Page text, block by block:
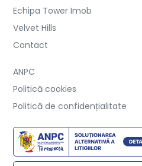
Echipa Tower Imob
Velvet Hills
Contact
ANPC
Politică cookies
Politică de confidențialitate